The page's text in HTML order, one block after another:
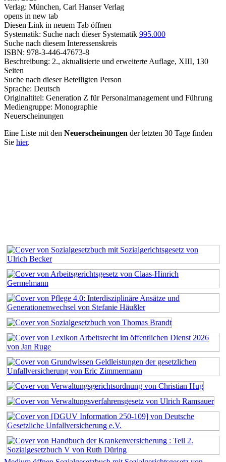
Verlag: München, Carl Hanser Verlag
opens in new tab
Diesen Link in neuem Tab öffnen
Systematik: Suche nach dieser Systematik 995.000
Suche nach diesem Interessenskreis
ISBN: 978-3-446-47673-8
Beschreibung: 2., aktualisierte und erweiterte Auflage, XIII, 130
Seiten
Suche nach dieser Beteiligten Person
Sprache: Deutsch
Originaltitel: Generation Z für Personalmanagement und Führung
Mediengruppe: Monographie
Neuerscheinungen
Eine Liste mit den Neuerscheinungen der letzten 30 Tage finden
Sie hier.